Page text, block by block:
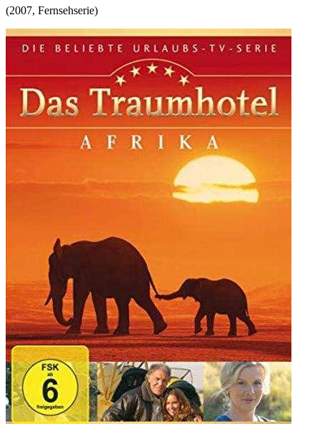
(2007, Fernsehserie)